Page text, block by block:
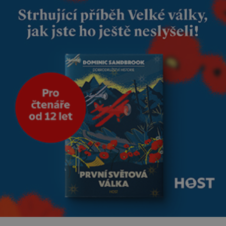
jednoduchost, měkkost a
bezpečí, proto by pokoj
miminka měl působit především
klidně a útulně. Předškolní věk